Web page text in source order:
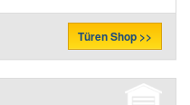
Türen Shop >>